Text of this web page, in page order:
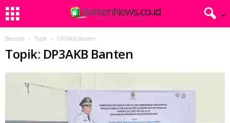
Beranda Topik DP3AKB Banten
Topik: DP3AKB Banten